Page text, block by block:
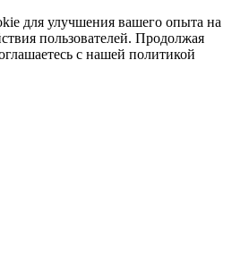
для улучшения вашего опыта на
пользователей. Продолжая
с нашей политикой